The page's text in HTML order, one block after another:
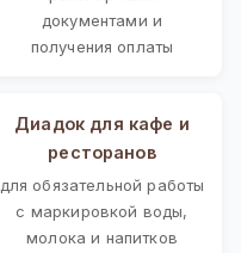
документами и
получения оплаты
Диадок для кафе и
ресторанов
для обязательной работы
с маркировкой воды,
молока и напитков